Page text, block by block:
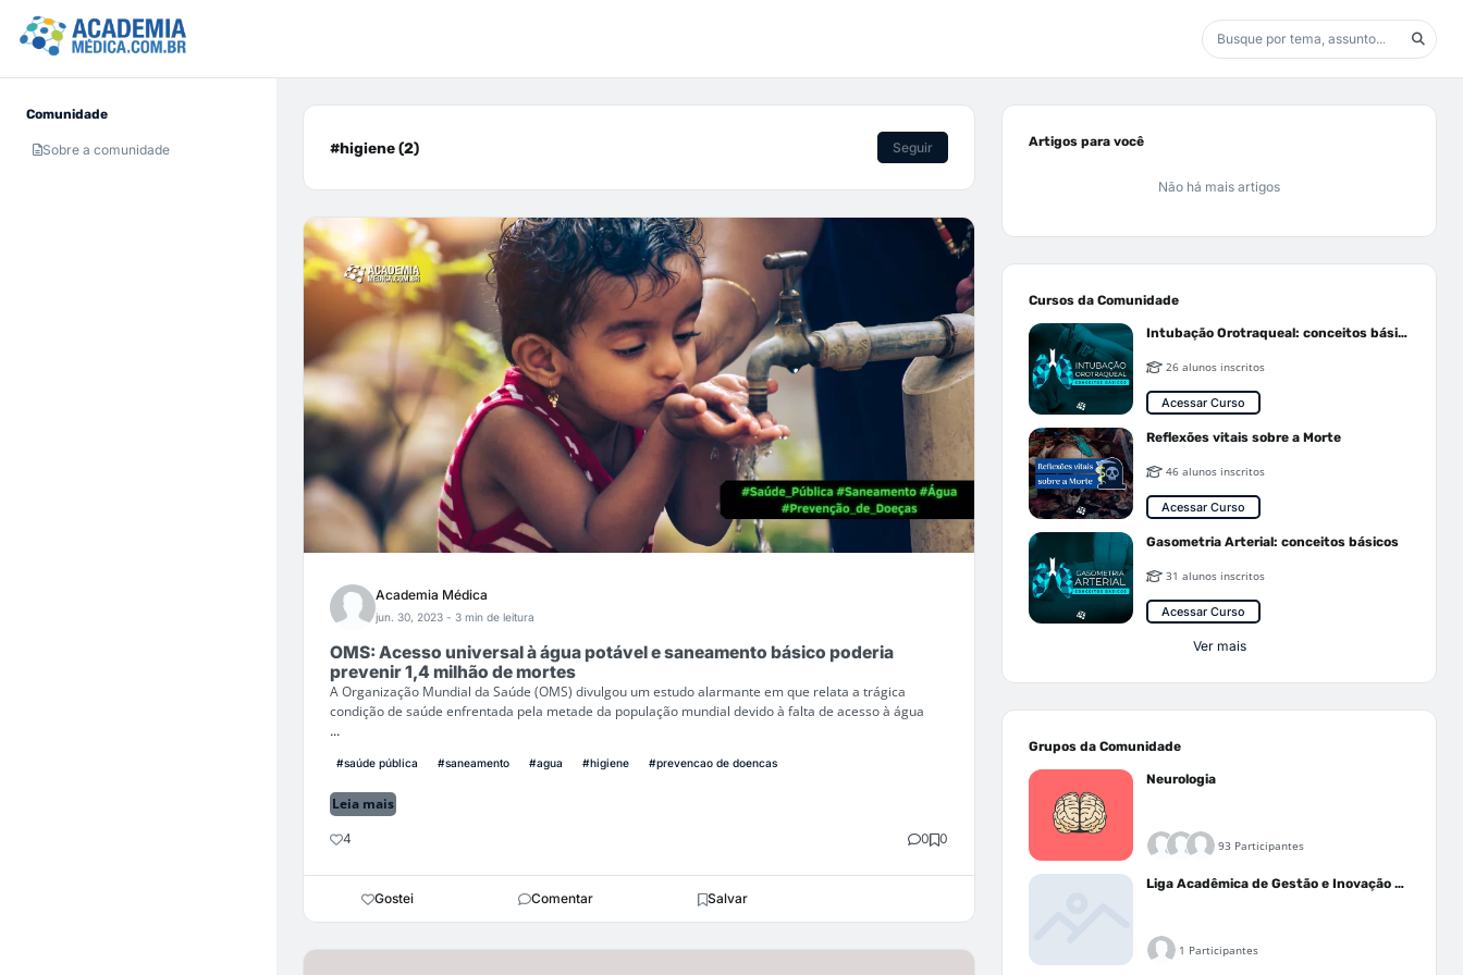
Comunidade
Sobre a comunidade #higiene (2) Seguir
Academia Médica
jun. 30, 2023 - 3 min de leitura
OMS: Acesso universal à água potável e saneamento básico poderia
prevenir 1,4 milhão de mortes
A Organização Mundial da Saúde (OMS) divulgou um estudo alarmante em que relata a trágica
condição de saúde enfrentada pela metade da população mundial devido à falta de acesso à água
...
#saúde pública #saneamento #agua #higiene #prevencao de doencas
Leia mais
4 0 0
Gostei Comentar Salvar
Artigos para você
Não há mais artigos
Cursos da Comunidade
Intubação Orotraqueal: conceitos básicos
26 alunos inscritos
Acessar Curso
Reflexões vitais sobre a Morte
46 alunos inscritos
Acessar Curso
Gasometria Arterial: conceitos básicos
31 alunos inscritos
Acessar Curso
Ver mais
Grupos da Comunidade
Neurologia
93 Participantes
Liga Acadêmica de Gestão e Inovação Médica - LAGIM
1 Participantes